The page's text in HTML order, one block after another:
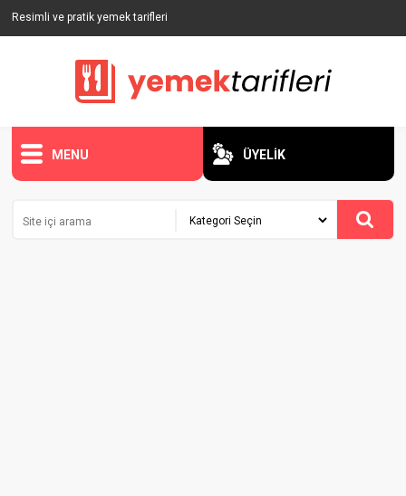
Resimli ve pratik yemek tarifleri
MENU ÜYELİK